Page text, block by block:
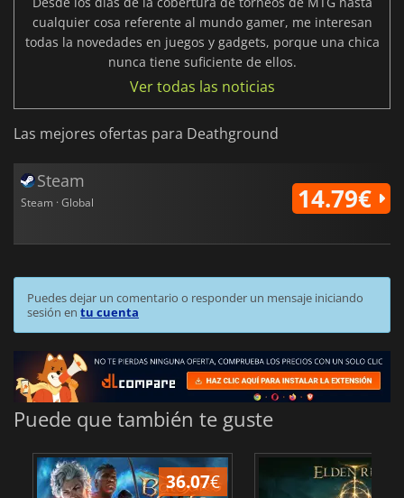
cualquier cosa referente al mundo gamer, me interesan
todas la novedades en juegos y gadgets, porque una chica
nunca tiene suficiente de ellos.
Ver todas las noticias
Las mejores ofertas para Deathground
Steam
Steam · Global 14.79€
Puedes dejar un comentario o responder un mensaje iniciando
sesión en tu cuenta
Puede que también te guste
36.07€